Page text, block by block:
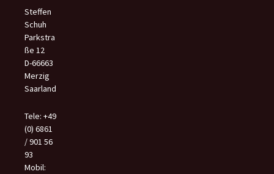
Steffen
Schuh
Parkstra
ße 12
D-66663
Merzig
Saarland
Tele: +49
(0) 6861
/ 901 56
93
Mobil: